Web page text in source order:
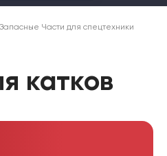
Запасные Части для спецтехники
катков